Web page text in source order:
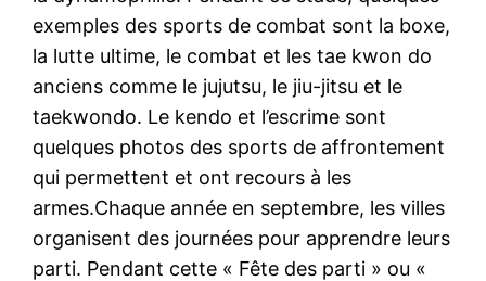
exemples des sports de combat sont la boxe,
la lutte ultime, le combat et les tae kwon do
anciens comme le jujutsu, le jiu-jitsu et le
taekwondo. Le kendo et l’escrime sont
quelques photos des sports de affrontement
qui permettent et ont recours à les
armes.Chaque année en septembre, les villes
organisent des journées pour apprendre leurs
parti. Pendant cette « Fête des parti » ou «